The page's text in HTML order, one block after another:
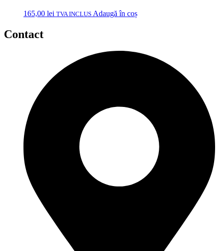
165,00 lei TVA INCLUS Adaugă în coș
Contact